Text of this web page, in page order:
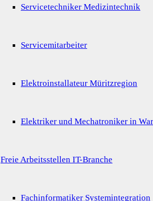
Servicetechniker Medizintechnik
Servicemitarbeiter
Elektroinstallateur Müritzregion
Elektriker und Mechatroniker in
Freie Arbeitsstellen IT-Branche
Fachinformatiker Systemintegration